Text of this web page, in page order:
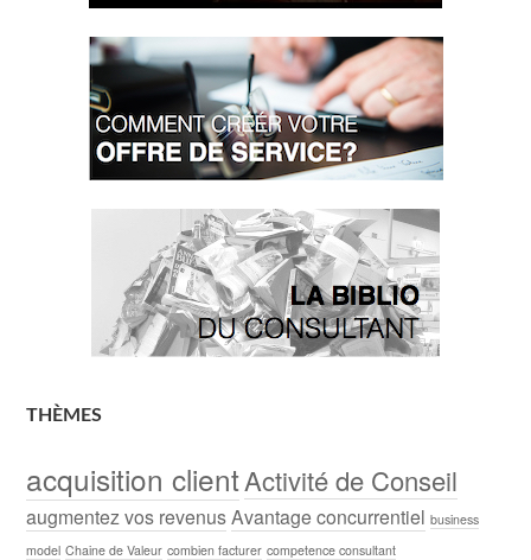
THÈMES
acquisition clientActivité de Conseil
augmentez vos revenusAvantage concurrentiel business
model Chaine de Valeur combien facturer competence consultant